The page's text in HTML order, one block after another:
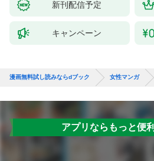
新刊配信予定
キャンペーン
漫画無料試し読みならdブック 女性マンガ
アプリならもっと便